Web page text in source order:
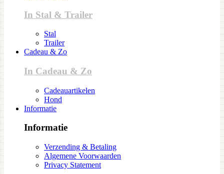
In Stal & Trailer
Stal
Trailer
Cadeau & Zo
In Cadeau & Zo
Cadeauartikelen
Hond
Informatie
Informatie
Verzending & Betaling
Algemene Voorwaarden
Privacy Statement